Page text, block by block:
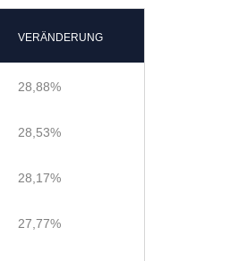
VERÄNDERUNG
28,88%
28,53%
28,17%
27,77%